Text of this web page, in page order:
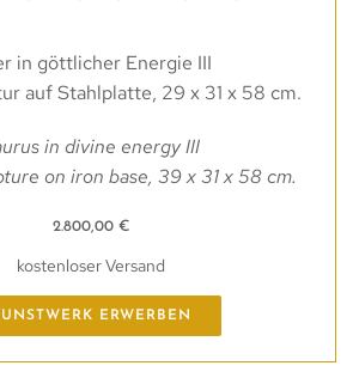
in göttlicher Energie III
auf Stahlplatte, 29 x 31 x 58 cm.
in divine energy III
on iron base, 39 x 31 x 58 cm.
2.800,00 €
kostenloser Versand
ERWERBEN